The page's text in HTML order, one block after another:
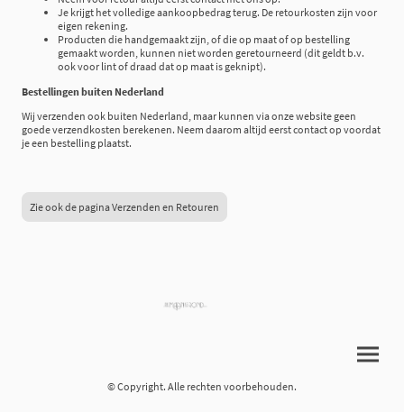
Je krijgt het volledige aankoopbedrag terug. De retourkosten zijn voor
eigen rekening.
Producten die handgemaakt zijn, of die op maat of op bestelling
gemaakt worden, kunnen niet worden geretourneerd (dit geldt b.v.
ook voor lint of draad dat op maat is geknipt).
Bestellingen buiten Nederland
Wij verzenden ook buiten Nederland, maar kunnen via onze website geen
goede verzendkosten berekenen. Neem daarom altijd eerst contact op voordat
je een bestelling plaatst.
Zie ook de pagina Verzenden en Retouren
© Copyright. Alle rechten voorbehouden.